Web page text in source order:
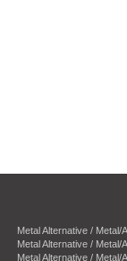
Metal Alternative / Metal/
Metal Alternative / Metal/
Metal Alternative / Metal/